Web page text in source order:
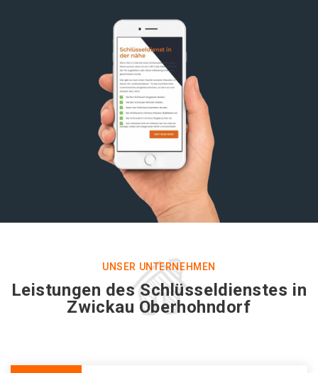
UNSER UNTERNEHMEN
Leistungen des Schlüsseldienstes in
Zwickau Oberhohndorf